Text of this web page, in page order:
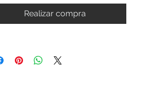
Realizar compra